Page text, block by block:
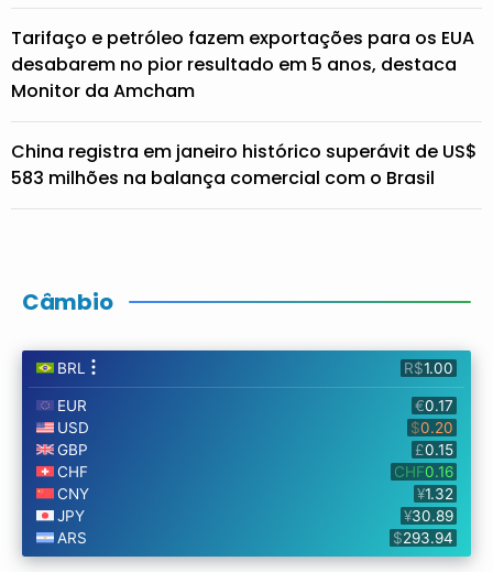
Tarifaço e petróleo fazem exportações para os EUA
desabarem no pior resultado em 5 anos, destaca
Monitor da Amcham
China registra em janeiro histórico superávit de US$
583 milhões na balança comercial com o Brasil
Câmbio